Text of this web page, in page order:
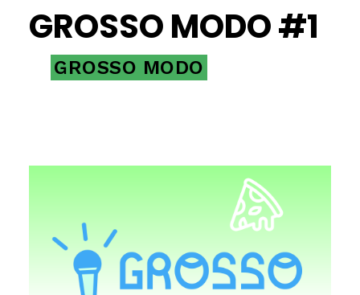
GROSSO MODO #1
GROSSO MODO